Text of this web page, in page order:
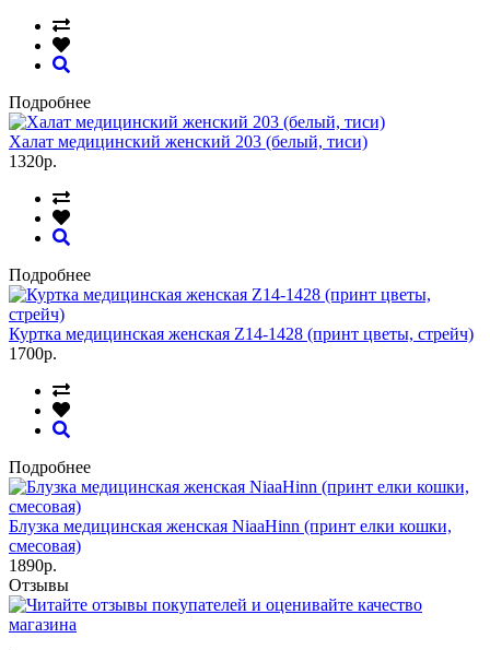
Подробнее
Халат медицинский женский 203 (белый, тиси)
1320р.
Подробнее
Куртка медицинская женская Z14-1428 (принт цветы, стрейч)
1700р.
Подробнее
Блузка медицинская женская NiaaHinn (принт елки кошки,
смесовая)
1890р.
Отзывы